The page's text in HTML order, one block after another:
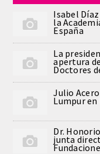
AFINES A LA
HUMANIDADES Y
MEDICO-
SALUD Y GESTION
ESTOMATOLOGIA
Isabel
la
España
La
apertura
Doctores
Julio
Lumpur en
Dr.
junta